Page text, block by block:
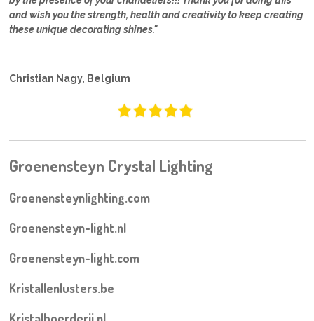
and wish you the strength, health and creativity to keep creating
these unique decorating shines."
Christian Nagy, Belgium
Groenensteyn Crystal Lighting
Groenensteynlighting.com
Groenensteyn-light.nl
Groenensteyn-light.com
Kristallenlusters.be